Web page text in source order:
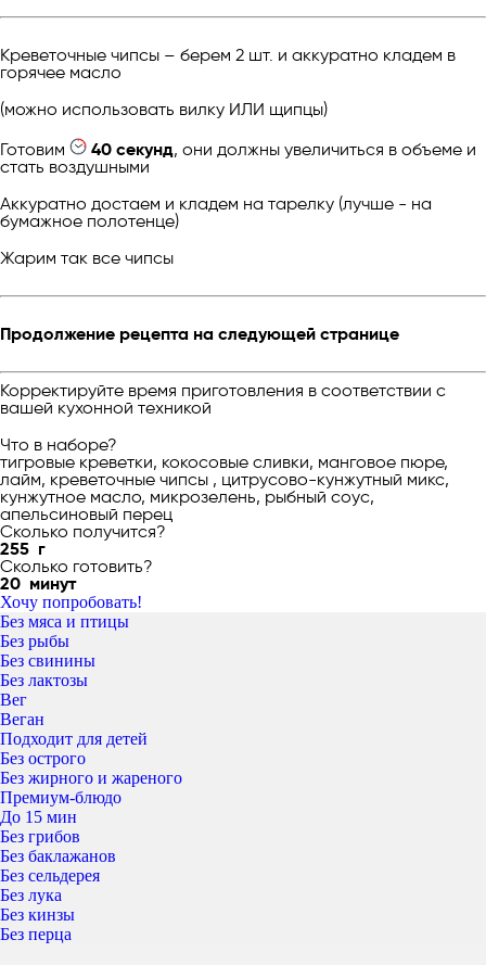
Креветочные чипсы – берем 2 шт. и аккуратно кладем в
горячее масло
(можно использовать вилку ИЛИ щипцы)
Готовим
40 секунд, они должны увеличиться в объеме и
стать воздушными
Аккуратно достаем и кладем на тарелку (лучше - на
бумажное полотенце)
Жарим так все чипсы
Продолжение рецепта на следующей странице
Корректируйте время приготовления в соответствии с
вашей кухонной техникой
Что в наборе?
тигровые креветки, кокосовые сливки, манговое пюре,
лайм, креветочные чипсы , цитрусово-кунжутный микс,
кунжутное масло, микрозелень, рыбный соус,
апельсиновый перец
Сколько получится?
255 г
Сколько готовить?
20 минут
Хочу попробовать!
Без мяса и птицы
Без рыбы
Без свинины
Без лактозы
Вег
Веган
Подходит для детей
Без острого
Без жирного и жареного
Премиум-блюдо
До 15 мин
Без грибов
Без баклажанов
Без сельдерея
Без лука
Без кинзы
Без перца